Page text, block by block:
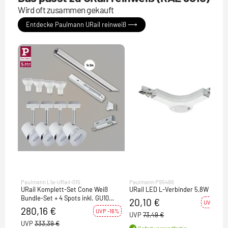
Wird oft zusammen gekauft
Entdecke Paulmann URail reinweiß ⟶
Paulmann L1a-URail-015
URail Komplett-Set Cone Weiß
Bundle-Set + 4 Spots inkl. GU10
Leuchtmittel
280,16 € UVP -16%
UVP 333,39 €
Paulmann P95486
URail LED L-Verbinder 5,8W Weiß
20,10 € UVP -73%
UVP 73,49 €